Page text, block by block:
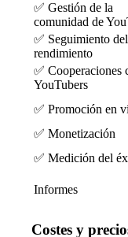
✅ Gestión de la
comunidad de
✅ Seguimiento del
rendimiento
✅ Cooperaciones
YouTubers
✅ Promoción en
✅ Monetización
✅ Medición del
Informes
Costes y